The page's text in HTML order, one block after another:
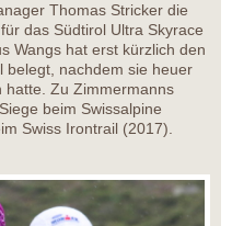
Thomas Stricker die
das Südtirol Ultra Skyrace
Wangs hat erst kürzlich den
belegt, nachdem sie heuer
hatte. Zu Zimmermanns
beim Swissalpine
Swiss Irontrail (2017).